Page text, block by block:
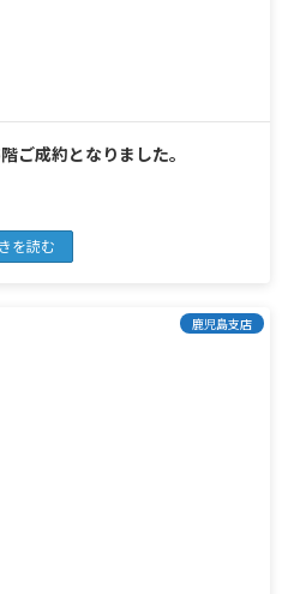
ご成約となりました。
を読む
鹿児島支店